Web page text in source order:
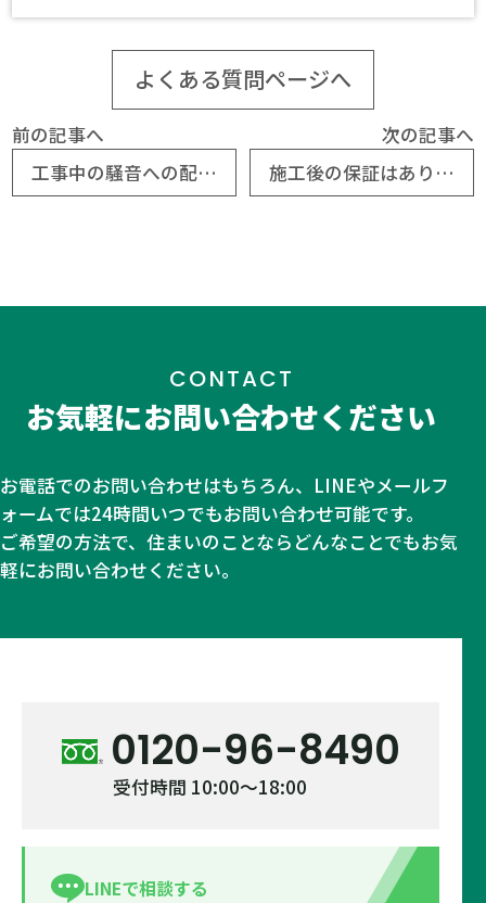
よくある質問ページへ
前の記事へ
工事中の騒音への配慮はどうなっていますか？
次の記事へ
施工後の保証はありますか？
CONTACT
お気軽にお問い合わせください
お電話でのお問い合わせはもちろん、LINEやメールフ
ォームでは24時間いつでもお問い合わせ可能です。
ご希望の方法で、住まいのことならどんなことでもお気
軽にお問い合わせください。
0120-96-8490
受付時間 10:00～18:00
LINEで相談する